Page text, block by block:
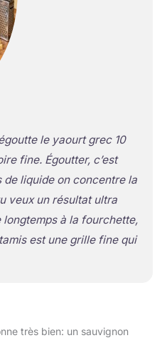
le yaourt grec 10
fine. Égoutter, c’est
de liquide on concentre la
veux un résultat ultra
à la fourchette,
est une grille fine qui
très bien: un sauvignon